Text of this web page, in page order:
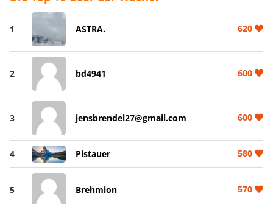
1 ASTRA. 620
2 bd4941 600
3 jensbrendel27@gmail.com 600
4 Pistauer 580
5 Brehmion 570